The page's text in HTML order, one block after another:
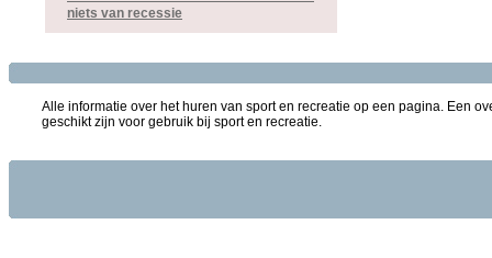
niets van recessie
Alle informatie over het huren van sport en recreatie op een pagina. Een
geschikt zijn voor gebruik bij sport en recreatie.